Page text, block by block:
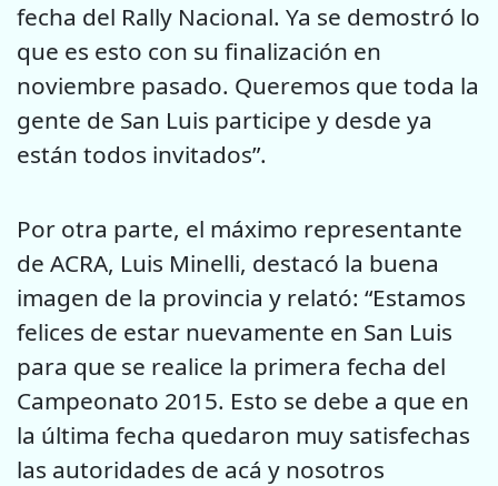
fecha del Rally Nacional. Ya se demostró lo
que es esto con su finalización en
noviembre pasado. Queremos que toda la
gente de San Luis participe y desde ya
están todos invitados”.
Por otra parte, el máximo representante
de ACRA, Luis Minelli, destacó la buena
imagen de la provincia y relató: “Estamos
felices de estar nuevamente en San Luis
para que se realice la primera fecha del
Campeonato 2015. Esto se debe a que en
la última fecha quedaron muy satisfechas
las autoridades de acá y nosotros